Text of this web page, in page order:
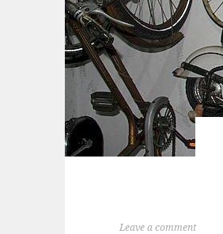
Leave a comment